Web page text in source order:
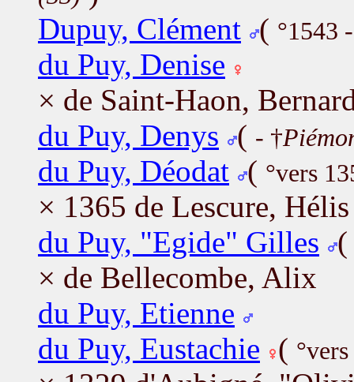
Dupuy, Clément ( °1543
du Puy, Denise
× de Saint-Haon,
du Puy, Denys ( - †
du Puy, Déodat ( °vers
× 1365 de Lescure, Hélis
du Puy, "Egide" Gilles
× de Bellecombe, Alix
du Puy, Etienne
du Puy, Eustachie (